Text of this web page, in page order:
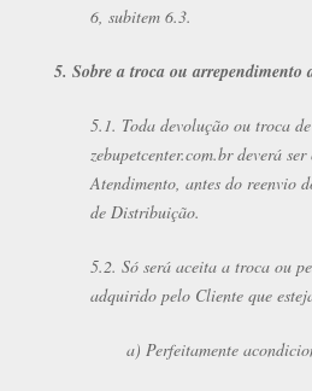
6, subitem 6.3.
5. Sobre a troca ou arrependimento
5.1. Toda devolução ou troca
zebupetcenter.com.br deverá
Atendimento, antes do reenvio
de Distribuição.
5.2. Só será aceita a troca ou
adquirido pelo Cliente que
a) Perfeitamente